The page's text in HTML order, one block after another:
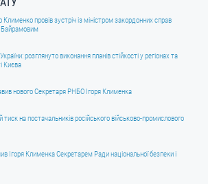
провів зустріч із міністром закордонних справ
розглянуто виконання планів стійкості у регіонах та
Києва
нового Секретаря РНБО Ігоря Клименка
тиск на постачальників російського військово-промислового
Ігоря Клименка Секретарем Ради національної безпеки і